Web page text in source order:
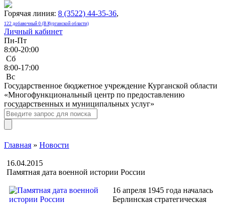
Горячая линия: 8 (3522) 44-35-36,
122 добавочный 0 (В Курганской области)
Личный кабинет
Пн-Пт
8:00-20:00
Сб
8:00-17:00
Bc
Государственное бюджетное учреждение Курганской области
«Многофункциональный центр по предоставлению
государственных и муниципальных услуг»
Главная » Новости
16.04.2015
Памятная дата военной истории России
16 апреля 1945 года началась
Берлинская стратегическая